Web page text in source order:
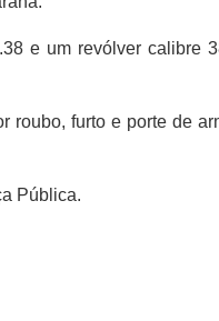
e um revólver calibre
roubo, furto e porte de
Pública.